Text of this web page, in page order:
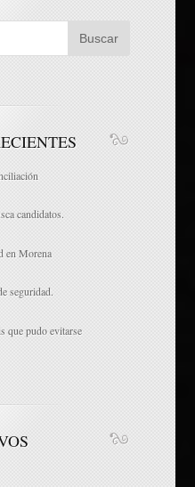
candidatos.
en Morena
seguridad.
que pudo evitarse